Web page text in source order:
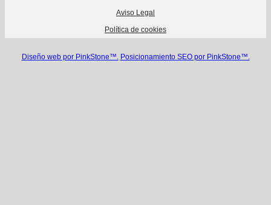
Aviso Legal
Política de cookies
Diseño web por PinkStone™. Posicionamiento SEO por PinkStone™.